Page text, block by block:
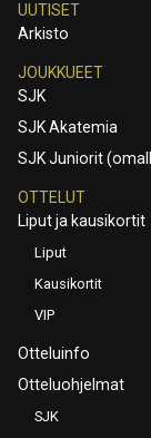
UUTISET
Arkisto
JOUKKUEET
SJK
SJK Akatemia
SJK Juniorit
OTTELUT
Liput ja kausikortit
Liput
Kausikortit
VIP
Otteluinfo
Otteluohjelmat
SJK